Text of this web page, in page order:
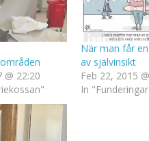
@ 22:20
När man får
av självinsikt
Feb 22, 2015
In